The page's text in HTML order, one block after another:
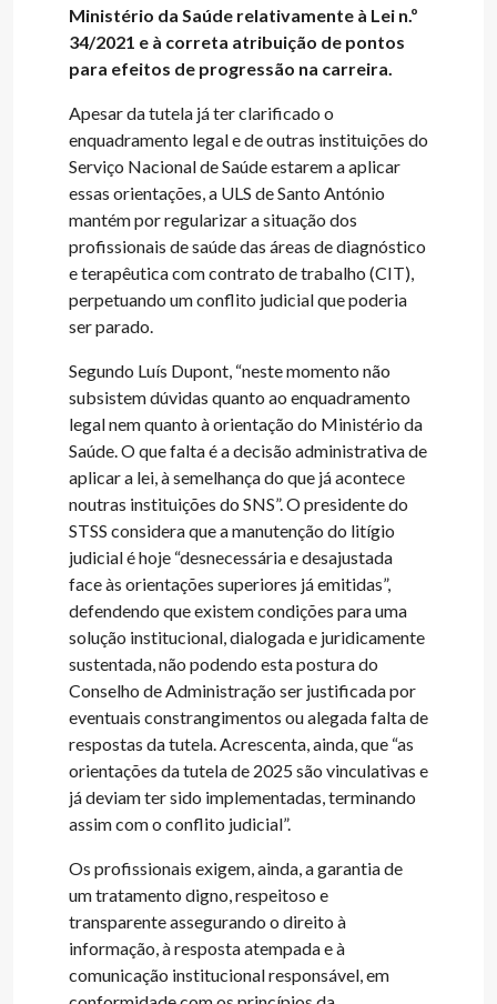
Ministério da Saúde relativamente à Lei n.º
34/2021 e à correta atribuição de pontos
para efeitos de progressão na carreira.
Apesar da tutela já ter clarificado o
enquadramento legal e de outras instituições do
Serviço Nacional de Saúde estarem a aplicar
essas orientações, a ULS de Santo António
mantém por regularizar a situação dos
profissionais de saúde das áreas de diagnóstico
e terapêutica com contrato de trabalho (CIT),
perpetuando um conflito judicial que poderia
ser parado.
Segundo Luís Dupont, “neste momento não
subsistem dúvidas quanto ao enquadramento
legal nem quanto à orientação do Ministério da
Saúde. O que falta é a decisão administrativa de
aplicar a lei, à semelhança do que já acontece
noutras instituições do SNS”. O presidente do
STSS considera que a manutenção do litígio
judicial é hoje “desnecessária e desajustada
face às orientações superiores já emitidas”,
defendendo que existem condições para uma
solução institucional, dialogada e juridicamente
sustentada, não podendo esta postura do
Conselho de Administração ser justificada por
eventuais constrangimentos ou alegada falta de
respostas da tutela. Acrescenta, ainda, que “as
orientações da tutela de 2025 são vinculativas e
já deviam ter sido implementadas, terminando
assim com o conflito judicial”.
Os profissionais exigem, ainda, a garantia de
um tratamento digno, respeitoso e
transparente assegurando o direito à
informação, à resposta atempada e à
comunicação institucional responsável, em